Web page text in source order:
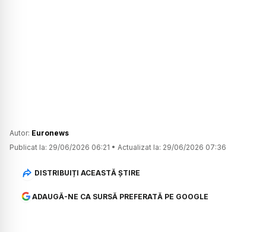
Autor: Euronews
Publicat la: 29/06/2026 06:21 • Actualizat la: 29/06/2026 07:36
DISTRIBUIȚI ACEASTĂ ȘTIRE
ADAUGĂ-NE CA SURSĂ PREFERATĂ PE GOOGLE